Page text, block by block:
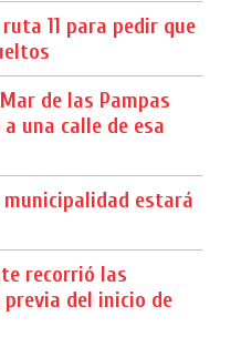
11 para pedir que
Mar de las Pampas
una calle de esa
municipalidad estará
recorrió las
del inicio de